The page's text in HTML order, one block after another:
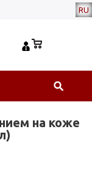
RU
на коже